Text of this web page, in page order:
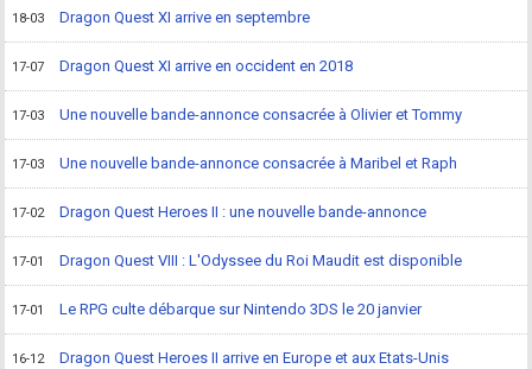
18-03 Dragon Quest XI arrive en septembre
17-07 Dragon Quest XI arrive en occident en 2018
17-03 Une nouvelle bande-annonce consacrée à Olivier et Tommy
17-03 Une nouvelle bande-annonce consacrée à Maribel et Raph
17-02 Dragon Quest Heroes II : une nouvelle bande-annonce
17-01 Dragon Quest VIII : L'Odyssee du Roi Maudit est disponible
17-01 Le RPG culte débarque sur Nintendo 3DS le 20 janvier
16-12 Dragon Quest Heroes II arrive en Europe et aux Etats-Unis